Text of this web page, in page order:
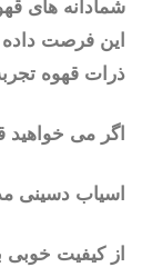
شمادانه های
این فرصت
ذرات قهوه
اگر می خواهید
اسیاب دسینی مدل
از کیفیت خوبی